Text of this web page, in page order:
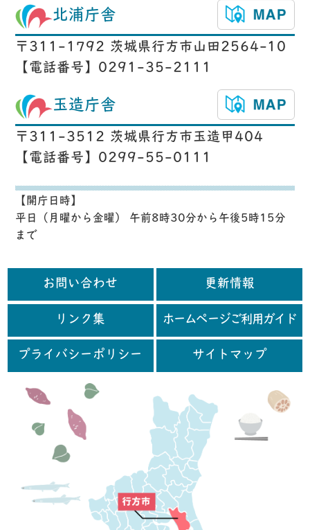
北浦庁舎
〒311-1792 茨城県行方市山田2564-10
【電話番号】0291-35-2111
玉造庁舎
〒311-3512 茨城県行方市玉造甲404
【電話番号】0299-55-0111
【開庁日時】
平日（月曜から金曜） 午前8時30分から午後5時15分
まで
お問い合わせ 更新情報
リンク集 ホームページご利用ガイド
プライバシーポリシー サイトマップ